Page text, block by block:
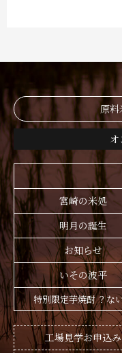
原
宮崎の米処
明月の誕生
お知らせ
いその波平
特別限定芋焼酎 ？な
工場見学お申込み